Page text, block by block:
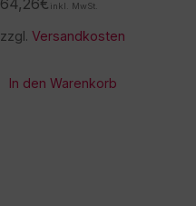
64,26€ inkl. MwSt.
zzgl.Versandkosten
In den Warenkorb